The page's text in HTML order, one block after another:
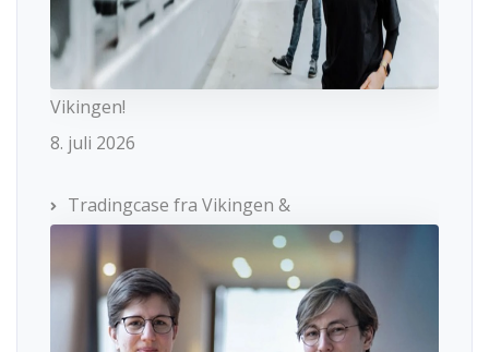
Vikingen!
8. juli 2026
Tradingcase fra Vikingen &